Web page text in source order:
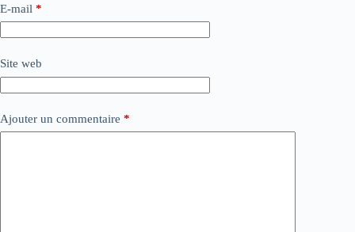
E-mail *
Site web
Ajouter un commentaire *